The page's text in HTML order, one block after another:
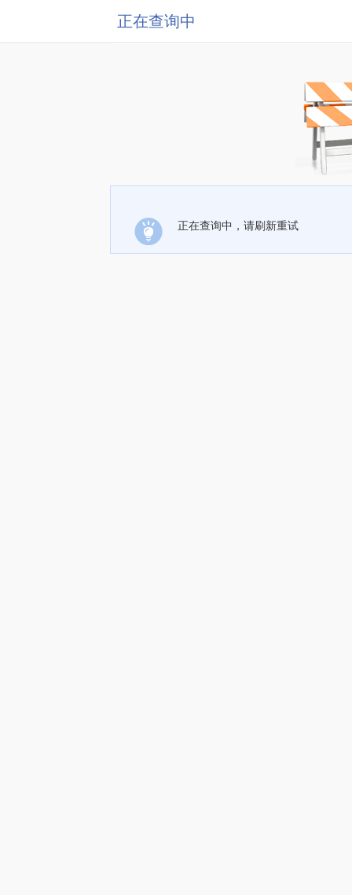
正在查询中
正在查询中，请刷新重试